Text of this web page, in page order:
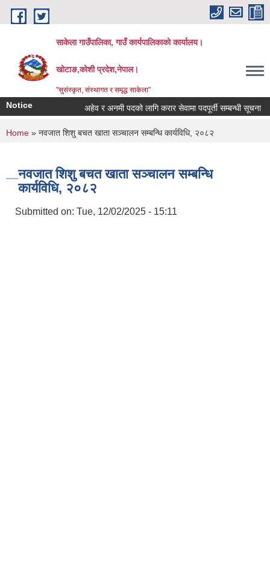
Skip to main content
साकेला गाउँपालिका, गाउँ कार्यपालिकाको कार्यालय।
खोटाङ,कोशी प्रदेश,नेपाल।
"सुसंस्कृत, संस्थागत र समृद्ध साकेला"
Notice अहेव र अनमी पदको लागि करार सेवामा पदपूर्ती सम्बन्धी सूचना
You are here
Home » नवजात शिशु बचत खाता सञ्चालन सम्बन्धि कार्यविधि, २०८२
नवजात शिशु बचत खाता सञ्चालन सम्बन्धि
कार्यविधि, २०८२
Submitted on: Tue, 12/02/2025 - 15:11